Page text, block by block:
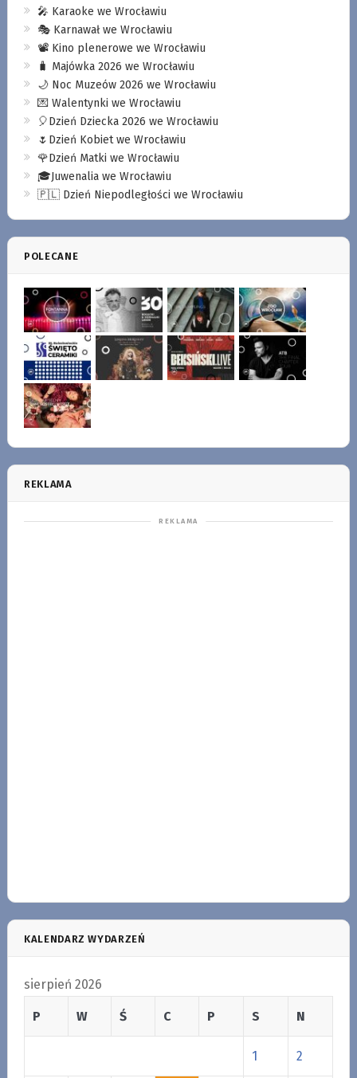
🎤 Karaoke we Wrocławiu
🎭 Karnawał we Wrocławiu
📽️ Kino plenerowe we Wrocławiu
🧳 Majówka 2026 we Wrocławiu
🌙 Noc Muzeów 2026 we Wrocławiu
💌 Walentynki we Wrocławiu
🎈Dzień Dziecka 2026 we Wrocławiu
🌷Dzień Kobiet we Wrocławiu
🌹Dzień Matki we Wrocławiu
🎓Juwenalia we Wrocławiu
🇵🇱 Dzień Niepodległości we Wrocławiu
POLECANE
REKLAMA
KALENDARZ WYDARZEŃ
sierpień 2026
P W Ś C P S N
1 2